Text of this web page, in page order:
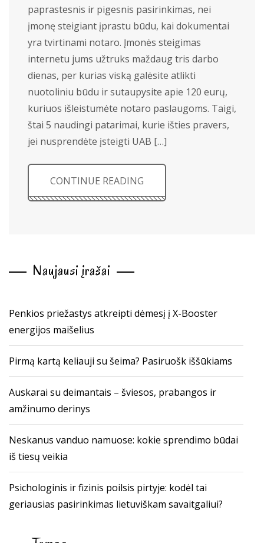
paprastesnis ir pigesnis pasirinkimas, nei
įmonę steigiant įprastu būdu, kai dokumentai
yra tvirtinami notaro. Įmonės steigimas
internetu jums užtruks maždaug tris darbo
dienas, per kurias viską galėsite atlikti
nuotoliniu būdu ir sutaupysite apie 120 eurų,
kuriuos išleistumėte notaro paslaugoms. Taigi,
štai 5 naudingi patarimai, kurie išties pravers,
jei nusprendėte įsteigti UAB […]
CONTINUE READING
Naujausi įrašai
Penkios priežastys atkreipti dėmesį į X-Booster
energijos maišelius
Pirmą kartą keliauji su šeima? Pasiruošk iššūkiams
Auskarai su deimantais – šviesos, prabangos ir
amžinumo derinys
Neskanus vanduo namuose: kokie sprendimo būdai
iš tiesų veikia
Psichologinis ir fizinis poilsis pirtyje: kodėl tai
geriausias pasirinkimas lietuviškam savaitgaliui?